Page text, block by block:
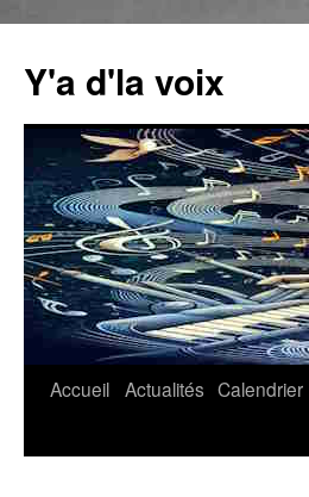
contenu
Y'a d'la voix
Accueil Actualités Calendrier